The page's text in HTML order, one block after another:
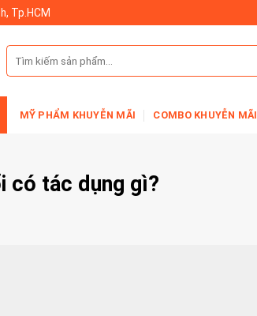
Tp.HCM
Tìm
kiếm:
MỸ PHẨM KHUYỄN MÃI COMBO KHUYỄN MÃI
có tác dụng gì?